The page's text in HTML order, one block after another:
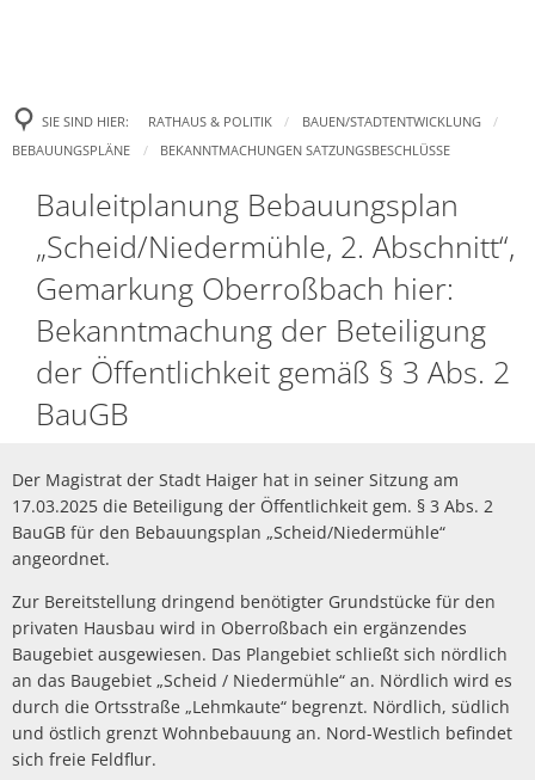
Haiger und Stadtteile
Feuerwehr
Medizinische
Soziale Einrichtungen
Begegnungs- und
Mitteilungsblatt
Haiger-App
Vereine
Sicherheit
Bürgermeister
Bürgerservice
Sozialamt
Stellenangebote
Bestattungswald
Politik
Haushalt
Wahlen
Ehrenamt
WIRTSCHAFT &
Industrie- und
Märkte
Wirtschaftsregion
Fairtrade-Stadt Haiger
Veranstaltungen
Tickets kaufen
Ausstellungen
Ferienprogramm
Sehenswertes Haiger
Stadtführung und
FAMILIE & BILDUNG
Kindertagespflege
Schulen
Stadtarchiv
Stadtgeschichte
HaiDigital -
SIE SIND HIER: RATHAUS & POLITIK
BAUEN/STADTENTWICKLUNG
BEBAUUNGSPLÄNE
BEKANNTMACHUNGEN SATZUNGSBESCHLÜSSE
Bekanntmachungen
Satzungsbeschlüsse
Bauleitplanung Bebauungsplan
„Scheid/Niedermühle, 2. Abschnitt“,
Gemarkung Oberroßbach hier:
Bekanntmachung der Beteiligung
der Öffentlichkeit gemäß § 3 Abs. 2
BauGB
Der Magistrat der Stadt Haiger hat in seiner Sitzung am
17.03.2025 die Beteiligung der Öffentlichkeit gem. § 3 Abs. 2
BauGB für den Bebauungsplan „Scheid/Niedermühle“
angeordnet.
Zur Bereitstellung dringend benötigter Grundstücke für den
privaten Hausbau wird in Oberroßbach ein ergänzendes
Baugebiet ausgewiesen. Das Plangebiet schließt sich nördlich
an das Baugebiet „Scheid / Niedermühle“ an. Nördlich wird es
durch die Ortsstraße „Lehmkaute“ begrenzt. Nördlich, südlich
und östlich grenzt Wohnbebauung an. Nord-Westlich befindet
sich freie Feldflur.